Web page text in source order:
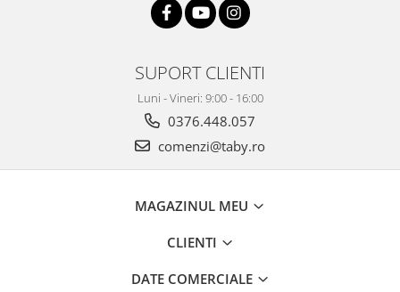
SUPORT CLIENTI
Luni - Vineri: 9:00 - 16:00
0376.448.057
comenzi@taby.ro
MAGAZINUL MEU
CLIENTI
DATE COMERCIALE